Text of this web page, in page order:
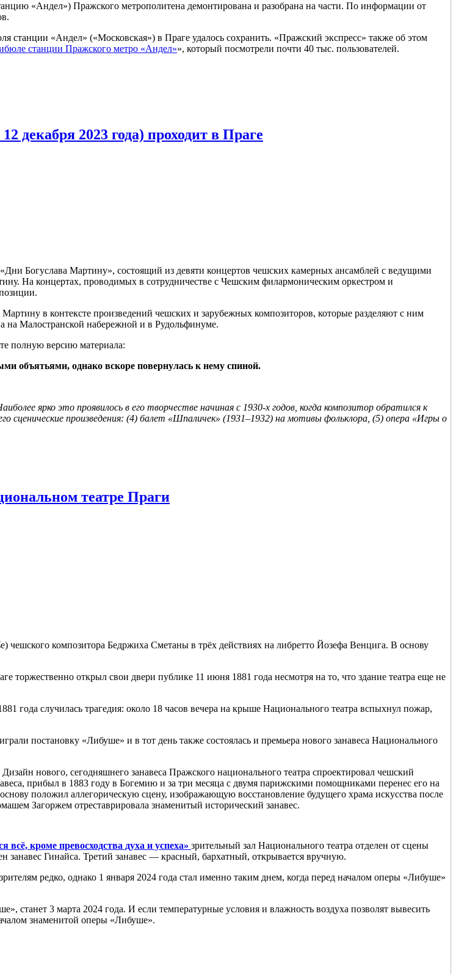
«Андел») Пражского метрополитена демонтирована и разобрана на части. По информации от
станции «Андел» («Московская») в Праге удалось сохранить. «Пражский экспресс» также об этом
станции Пражского метро «Андел»», который посмотрели почти 40 тыс. пользователей.
декабря 2023 года) проходит в Праге
Богуслава Мартину», состоящий из девяти концертов чешских камерных ансамблей с ведущими
На концертах, проводимых в сотрудничестве с Чешским филармоническим оркестром и
в контексте произведений чешских и зарубежных композиторов, которые разделяют с ним
на Малостранской набережной и в Рудольфинуме.
полную версию материала:
объятьями, однако вскоре повернулась к нему спиной.
ярко это проявилось в его творчестве начиная с 1930-х годов, когда композитор обратился к
произведения: (4) балет «Шпаличек» (1931–1932) на мотивы фольклора, (5) опера «Игры о
театре Праги
композитора Бедржиха Сметаны в трёх действиях на либретто Йозефа Венцига. В основу
открыл свои двери публике 11 июня 1881 года несмотря на то, что здание театра еще не
года случилась трагедия: около 18 часов вечера на крыше Национального театра вспыхнул пожар,
постановку «Либуше» и в тот день также состоялась и премьера нового занавеса Национального
нового, сегодняшнего занавеса Пражского национального театра спроектировал чешский
прибыл в 1883 году в Богемию и за три месяца с двумя парижскими помощниками перенес его на
положил аллегорическую сцену, изображающую восстановление будущего храма искусства после
Загоржем отреставрировала знаменитый исторический занавес.
кроме превосходства духа и успеха» зрительный зал Национального театра отделен от сцены
Гинайса. Третий занавес — красный, бархатный, открывается вручную.
редко, однако 1 января 2024 года стал именно таким днем, когда перед началом оперы «Либуше»
станет 3 марта 2024 года. И если температурные условия и влажность воздуха позволят вывесить
знаменитой оперы «Либуше».